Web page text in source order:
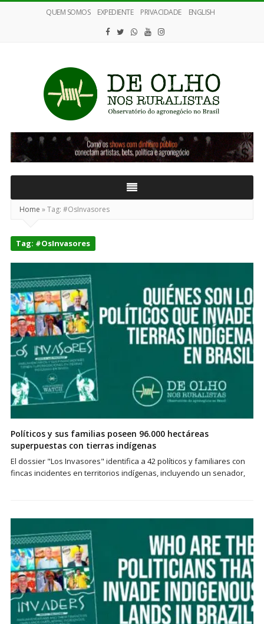
QUEM SOMOS EXPEDIENTE PRIVACIDADE ENGLISH
De
Olho
nos
Home »Tag: #OsInvasores
Tag: #OsInvasores
Políticos y sus familias poseen 96.000 hectáreas
superpuestas con tierras indígenas
El dossier "Los Invasores" identifica a 42 políticos y familiares con
fincas incidentes en territorios indígenas, incluyendo un senador,